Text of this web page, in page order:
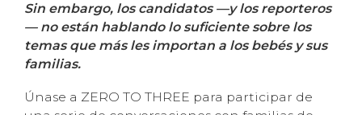
Sin embargo, los candidatos —y los reporteros
— no están hablando lo suficiente sobre los
temas que más les importan a los bebés y sus
familias.
Únase a ZERO TO THREE para participar de